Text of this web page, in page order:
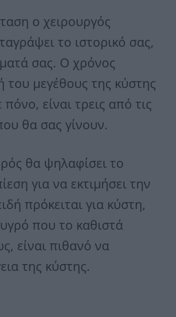
ο χειρουργός
το ιστορικό σας,
σας. Ο χρόνος
του μεγέθους της κύστης
είναι τρεις από τις
θα σας γίνουν.
θα ψηλαφίσει το
για να εκτιμήσει την
πρόκειται για κύστη,
υγρό που το καθιστά
είναι πιθανό να
της κύστης.